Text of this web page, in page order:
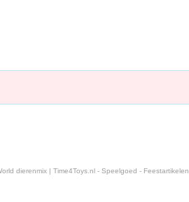
dierenmix | Time4Toys.nl - Speelgoed -